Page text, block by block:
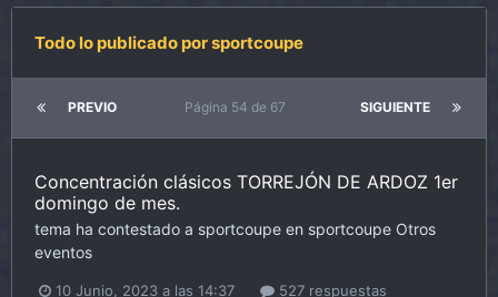
Todo lo publicado por sportcoupe
PREVIO SIGUIENTE
Página 54 de 67
Concentración clásicos TORREJÓN DE ARDOZ 1er
domingo de mes.
tema ha contestado a sportcoupe en sportcoupe Otros
eventos
10 Junio, 2023 a las 14:37 527 respuestas